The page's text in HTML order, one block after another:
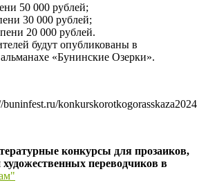
50 000 рублей;
30 000 рублей;
20 000 рублей.
будут опубликованы в
«Бунинские Озерки».
konkurskorotkogorasskaza2024
конкурсы для прозаиков,
переводчиков в